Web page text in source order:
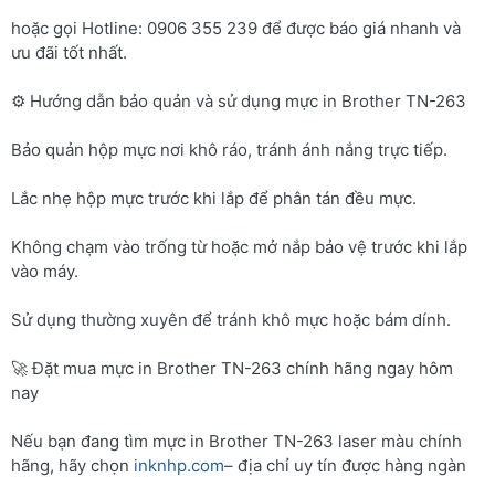
hoặc gọi Hotline: 0906 355 239 để được báo giá nhanh và
ưu đãi tốt nhất.
⚙️ Hướng dẫn bảo quản và sử dụng mực in Brother TN-263
Bảo quản hộp mực nơi khô ráo, tránh ánh nắng trực tiếp.
Lắc nhẹ hộp mực trước khi lắp để phân tán đều mực.
Không chạm vào trống từ hoặc mở nắp bảo vệ trước khi lắp
vào máy.
Sử dụng thường xuyên để tránh khô mực hoặc bám dính.
🚀 Đặt mua mực in Brother TN-263 chính hãng ngay hôm
nay
Nếu bạn đang tìm mực in Brother TN-263 laser màu chính
hãng, hãy chọn inknhp.com– địa chỉ uy tín được hàng ngàn